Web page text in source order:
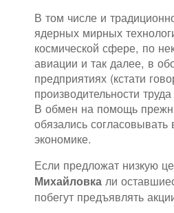
В том числе и
ядерных мирных
космической сфере, по
авиации и так далее, в
предприятиях (кстати
производительности
В обмен на помощь
обязались согласовывать
экономике.
Если предложат низкую
Михайловка ли
побегут предъявлять